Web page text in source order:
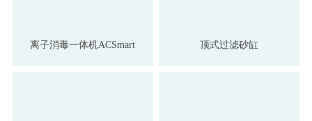
离子消毒一体机ACSmart 顶式过滤砂缸